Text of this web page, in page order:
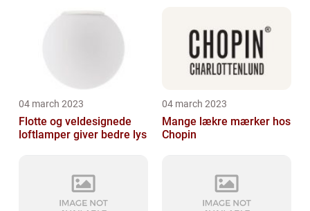
04 march 2023
Flotte og veldesignede
loftlamper giver bedre lys
04 march 2023
Mange lækre mærker hos
Chopin